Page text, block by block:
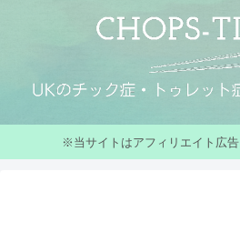
※当サイトはアフィリエイト広告